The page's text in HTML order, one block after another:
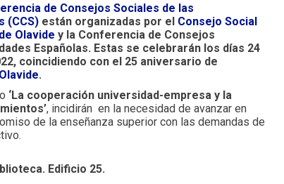
de Consejos Sociales de las
(CCS) están organizadas por el Consejo Social
Olavide y la Conferencia de Consejos
Españolas. Estas se celebrarán los días 24
, coincidiendo con el 25 aniversario de
.
‘La cooperación universidad-empresa y la
, incidirán en la necesidad de avanzar en
de la enseñanza superior con las demandas de
Edificio 25.